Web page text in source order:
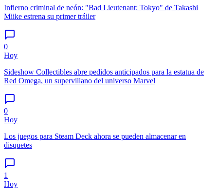
Infierno criminal de neón: "Bad Lieutenant: Tokyo" de Takashi
Miike estrena su primer tráiler
0
Hoy
Sideshow Collectibles abre pedidos anticipados para la estatua de
Red Omega, un supervillano del universo Marvel
0
Hoy
Los juegos para Steam Deck ahora se pueden almacenar en
disquetes
1
Hoy